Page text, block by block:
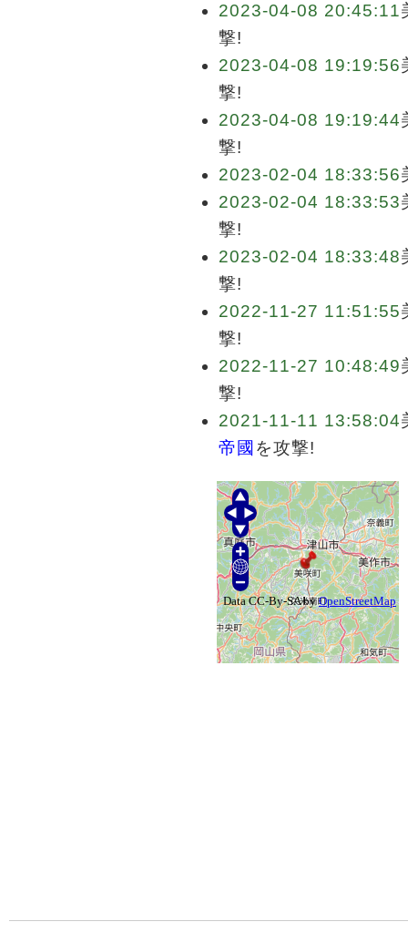
2023-04-08 20:45:11
撃!
2023-04-08 19:19:56
撃!
2023-04-08 19:19:44
撃!
2023-02-04 18:33:56
2023-02-04 18:33:53
撃!
2023-02-04 18:33:48
撃!
2022-11-27 11:51:55
撃!
2022-11-27 10:48:49
撃!
2021-11-11 13:58:04
帝國 を攻撃!